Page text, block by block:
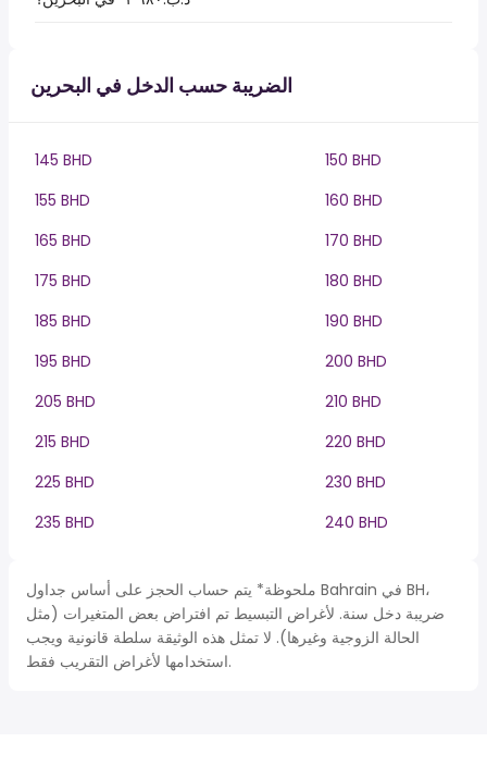
الضريبة حسب الدخل في البحرين
145 BHD
150 BHD
155 BHD
160 BHD
165 BHD
170 BHD
175 BHD
180 BHD
185 BHD
190 BHD
195 BHD
200 BHD
205 BHD
210 BHD
215 BHD
220 BHD
225 BHD
230 BHD
235 BHD
240 BHD
ملحوظة* يتم حساب الحجز على أساس جداول Bahrain في BH،
ضريبة دخل سنة. لأغراض التبسيط تم افتراض بعض المتغيرات (مثل
الحالة الزوجية وغيرها). لا تمثل هذه الوثيقة سلطة قانونية ويجب
استخدامها لأغراض التقريب فقط.